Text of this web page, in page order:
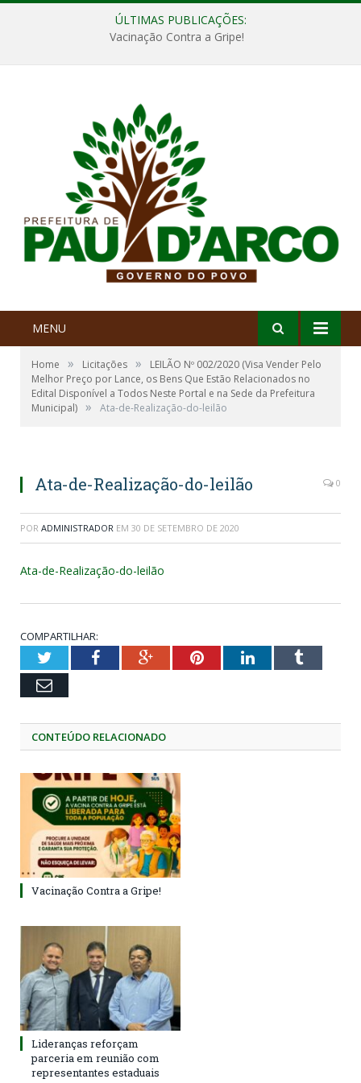
ÚLTIMAS PUBLICAÇÕES:
Vacinação Contra a Gripe!
MENU
Home » Licitações »
LEILÃO Nº 002/2020 (Visa Vender Pelo
Melhor Preço por Lance, os Bens Que Estão Relacionados no
Edital Disponível a Todos Neste Portal e na Sede da Prefeitura
Municipal) » Ata-de-Realização-do-leilão
Ata-de-Realização-do-leilão 0
POR ADMINISTRADOR EM 30 DE SETEMBRO DE 2020
Ata-de-Realização-do-leilão
COMPARTILHAR:
TwitterFacebookGoogle+PinterestLinkedInTumblr
Email
CONTEÚDO RELACIONADO
Vacinação Contra a Gripe!
Lideranças reforçam
parceria em reunião com
representantes estaduais